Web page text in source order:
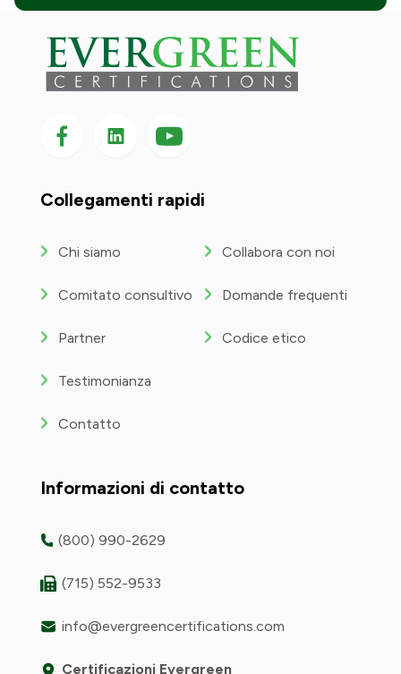
Seguici su Facebook
Seguici su LinkedIn
Seguici
su
Collegamenti rapidi
Chi siamo
Comitato consultivo
Partner
Testimonianza
Contatto
Collabora con noi
Domande frequenti
Codice etico
Informazioni di contatto
(800) 990-2629
(715) 552-9533
info@evergreencertifications.com
Certificazioni Evergreen